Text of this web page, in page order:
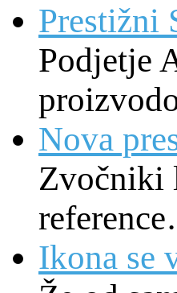
Prestižni
Podjetje
Nova
Zvočniki
Ikona se